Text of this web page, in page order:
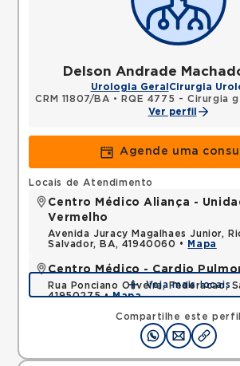
Delson Andrade
Urologia Geral Cirurgia
CRM 11807/BA • RQE 4775 - Cirurgia
Ver perfil
Agende uma
Compartilhe este perfil
Locais de Atendimento
Centro Médico Aliança -
Vermelho
Avenida Juracy Magalhaes Junior,
Salvador, BA, 41940060 •
Mapa
Centro Médico - Cardio
Rua Ponciano Oliveira, Federacao,
41950275 •Mapa
Veja mais locais